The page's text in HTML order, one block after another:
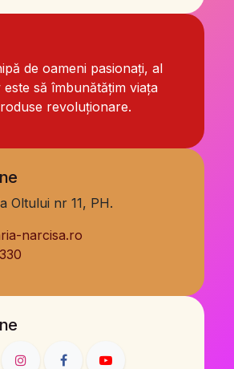
de oameni pasionați, al
să îmbunătățim viața
revoluționare.
Oltului nr 11, PH.
narcisa.ro